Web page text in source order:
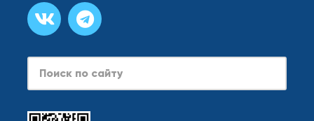
Search